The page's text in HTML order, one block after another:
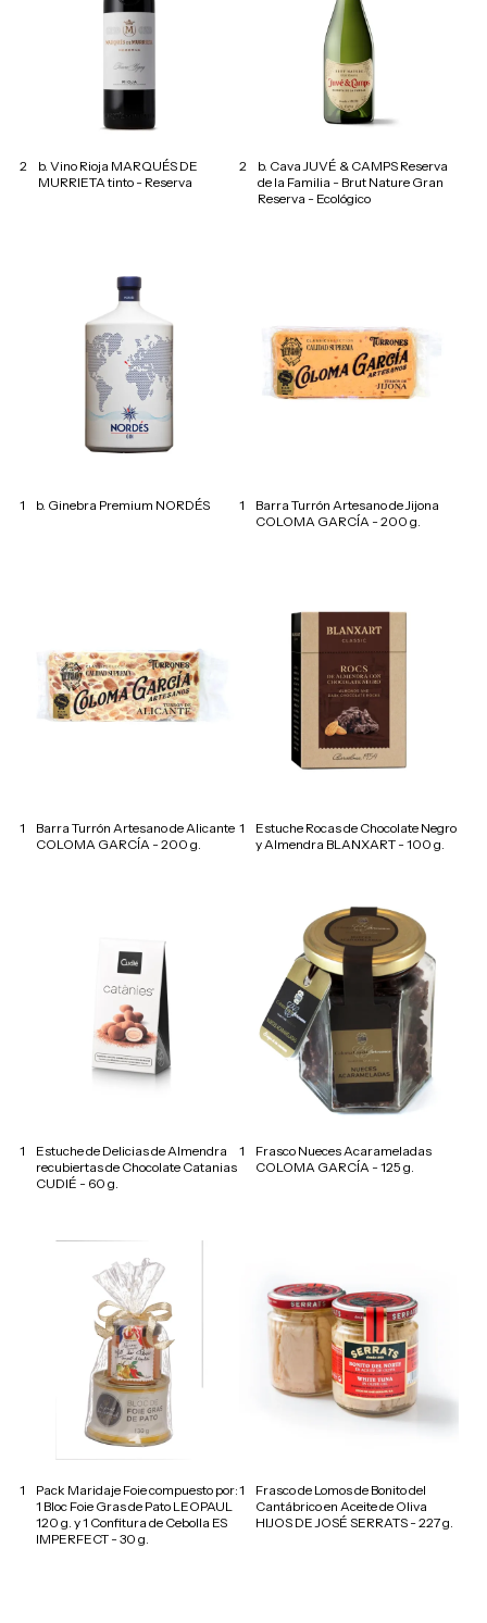
2
b. Vino Rioja MARQUÉS DE
MURRIETA tinto - Reserva
2
b. Cava JUVÉ & CAMPS Reserva
de la Familia - Brut Nature Gran
Reserva - Ecológico
1 b. Ginebra Premium NORDÉS 1
Barra Turrón Artesano de Jijona
COLOMA GARCÍA - 200 g.
1
Barra Turrón Artesano de Alicante
COLOMA GARCÍA - 200 g.
1
Estuche Rocas de Chocolate Negro
y Almendra BLANXART - 100 g.
1
Estuche de Delicias de Almendra
recubiertas de Chocolate Catanias
CUDIÉ - 60 g.
1
Frasco Nueces Acarameladas
COLOMA GARCÍA - 125 g.
1
Pack Maridaje Foie compuesto por:
1 Bloc Foie Gras de Pato LEOPAUL
120 g. y 1 Confitura de Cebolla ES
IMPERFECT - 30 g.
1
Frasco de Lomos de Bonito del
Cantábrico en Aceite de Oliva
HIJOS DE JOSÉ SERRATS - 227 g.